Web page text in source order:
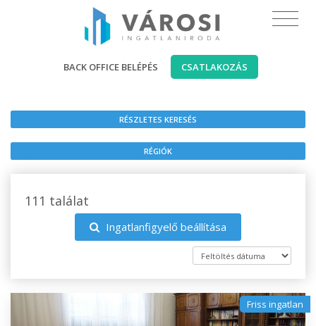
BACK OFFICE BELÉPÉS CSATLAKOZÁS
RÉSZLETES KERESÉS
RÉGIÓK
111 találat
Ingatlanfigyelő beállítása
Friss ingatlan